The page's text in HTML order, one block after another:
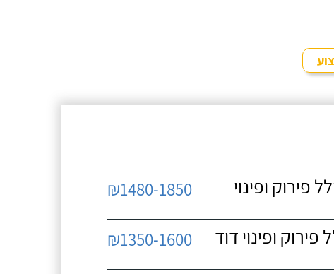
כולל פירוק ופינוי
₪1480-1850
כולל פירוק ופינוי דוד
₪1350-1600